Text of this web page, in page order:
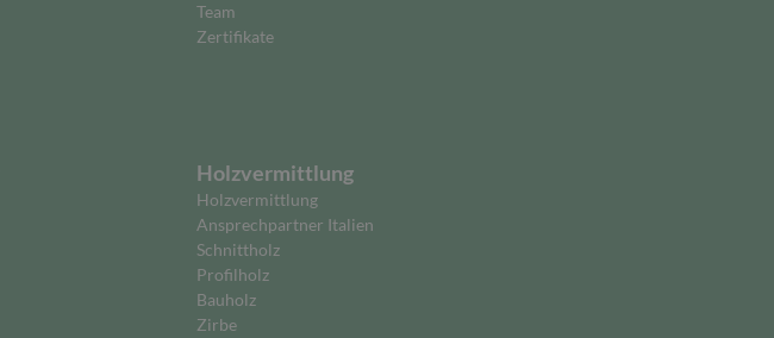
Team
Zertifikate
Holzvermittlung
Holzvermittlung
Ansprechpartner Italien
Schnittholz
Profilholz
Bauholz
Zirbe